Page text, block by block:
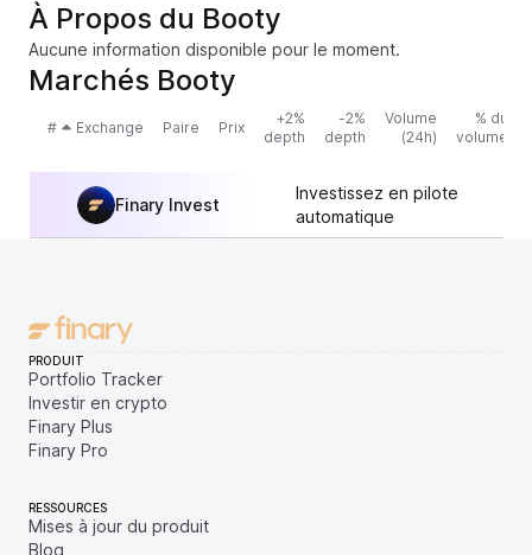
À Propos du Booty
Aucune information disponible pour le moment.
Marchés Booty
# Exchange Paire Prix
+2%
depth
-2%
depth
Volume
(24h)
% du
volume
Finary Invest
Investissez en pilote
automatique
PRODUIT
Portfolio Tracker
Investir en crypto
Finary Plus
Finary Pro
RESSOURCES
Mises à jour du produit
Blog